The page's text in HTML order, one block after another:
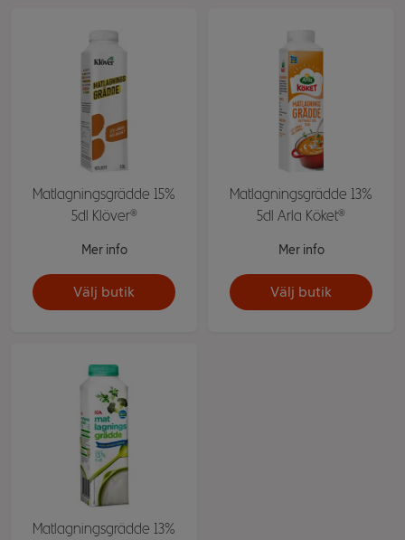
Matlagningsgrädde 15%
5dl Klöver®
Mer info
Välj butik
Matlagningsgrädde 13%
5dl Arla Köket®
Mer info
Välj butik
Matlagningsgrädde 13%